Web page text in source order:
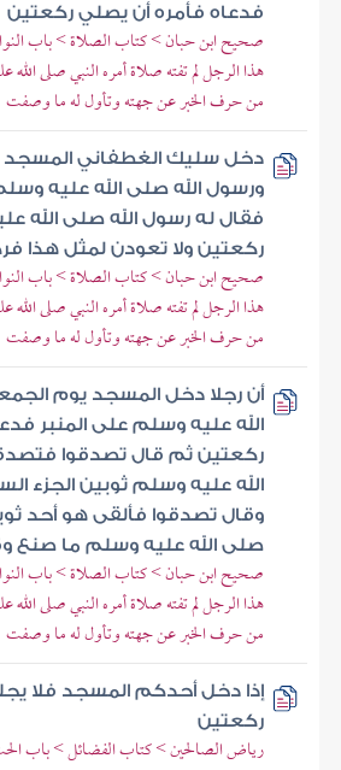
فدعاه فأمره أن يصلي ركعتين
صحيح ابن حبان > كتاب الصلاة > باب
هذا الرجل لم تفته صلاة أمره النبي صلى
من حرف الخبر عن جهته وتأول له ما وصفت
دخل سليك الغطفاني المسجد
ورسول الله صلى الله عليه
فقال له رسول الله صلى الله
ركعتين ولا تعودن لمثل هذا
صحيح ابن حبان > كتاب الصلاة > باب
هذا الرجل لم تفته صلاة أمره النبي صلى
من حرف الخبر عن جهته وتأول له ما وصفت
أن رجلا دخل المسجد يوم
الله عليه وسلم على المنبر
ركعتين ثم قال تصدقوا
الله عليه وسلم ثوبين الجزء
وقال تصدقوا فألقى هو أحد
صلى الله عليه وسلم ما صنع
صحيح ابن حبان > كتاب الصلاة > باب
هذا الرجل لم تفته صلاة أمره النبي صلى
من حرف الخبر عن جهته وتأول له ما وصفت
إذا دخل أحدكم المسجد فلا
ركعتين
رياض الصالحين > كتاب الفضائل > باب